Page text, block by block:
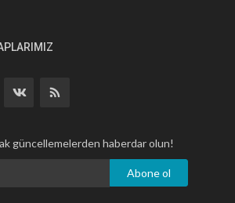
güncellemelerden haberdar olun!
Abone ol